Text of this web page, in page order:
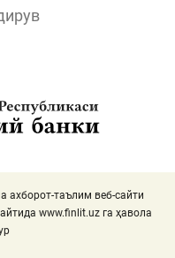
ахборот-таълим веб-сайти
www.finlit.uz га ҳавола